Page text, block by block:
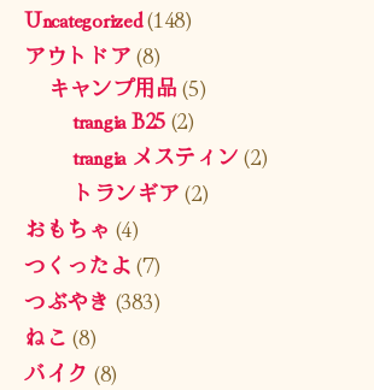
Uncategorized(148)
アウトドア(8)
キャンプ用品(5)
trangia B25(2)
trangia メスティン(2)
トランギア(2)
おもちゃ (4)
つくったよ(7)
つぶやき (383)
ねこ (8)
バイク (8)